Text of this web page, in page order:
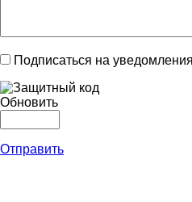
Подписаться на
Обновить
Отправить